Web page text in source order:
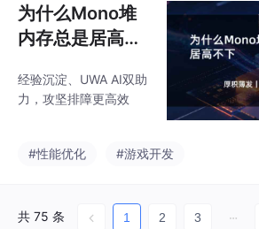
为什么Mono堆
内存总是居高不
经验沉淀、UWA AI双助
力，攻坚排障更高效
#性能优化 #游戏开发
共 75 条 1 2 3